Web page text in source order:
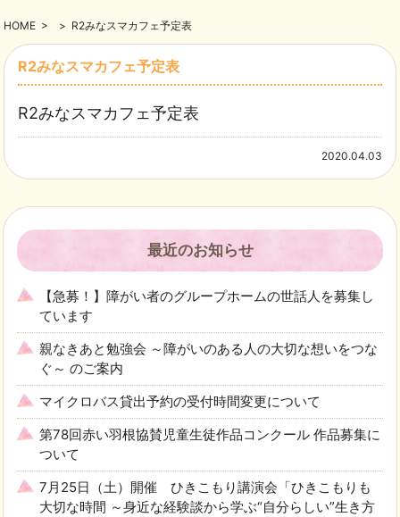
HOME > > R2みなスマカフェ予定表
R2みなスマカフェ予定表
R2みなスマカフェ予定表
2020.04.03
最近のお知らせ
【急募！】障がい者のグループホームの世話人を募集し
ています
親なきあと勉強会 ～障がいのある人の大切な想いをつな
ぐ～ のご案内
マイクロバス貸出予約の受付時間変更について
第78回赤い羽根協賛児童生徒作品コンクール 作品募集に
ついて
7月25日（土）開催 ひきこもり講演会「ひきこもりも
大切な時間 ～身近な経験談から学ぶ“自分らしい”生き方